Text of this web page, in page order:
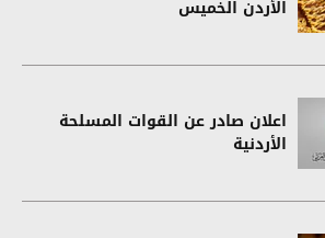
الأردن الخميس
اعلان صادر عن القوات المسلحة
الأردنية